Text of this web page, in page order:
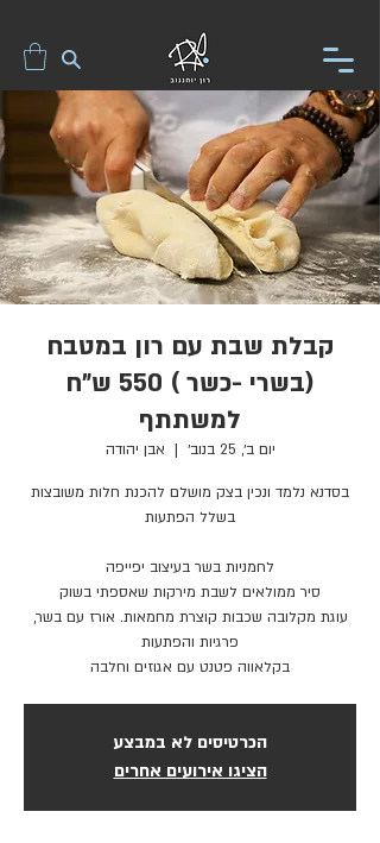
קבלת שבת עם רון במטבח
(בשרי -כשר ) 550 ש"ח
למשתתף
יום ב׳, 25 בנוב׳
  |
אבן יהודה
בסדנא נלמד ונכין בצק מושלם להכנת חלות משובצות
עוגת מקלובה שכבות קוצרת מחמאות. אורז עם בשר,
בקלאווה פטנט עם אגוזים וחלבה
הכרטיסים לא במבצע
הציגו אירועים אחרים